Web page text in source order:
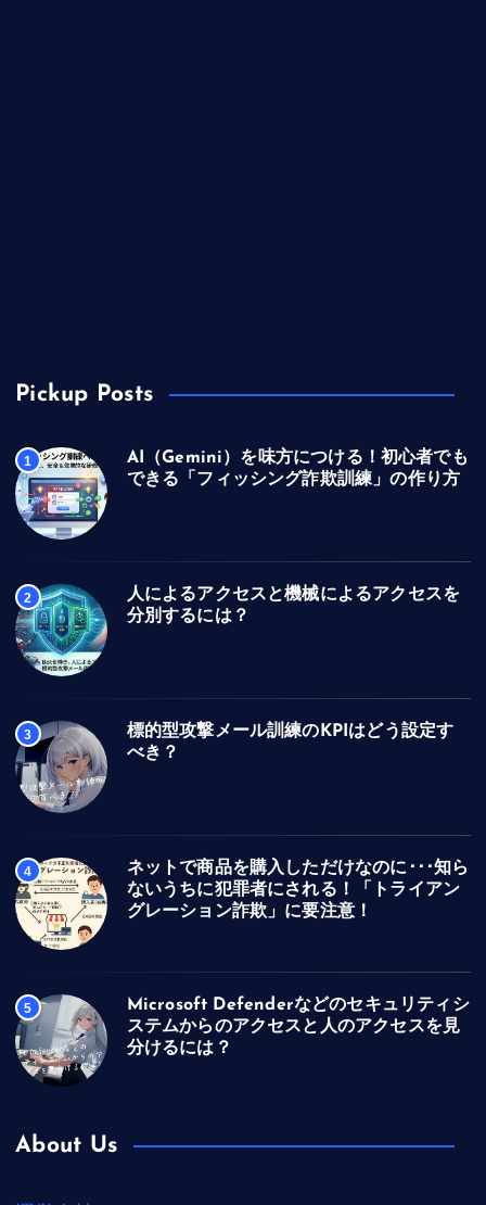
Pickup Posts
1
AI（Gemini）を味方につける！初心者でも
できる「フィッシング詐欺訓練」の作り方
2
人によるアクセスと機械によるアクセスを
分別するには？
3
標的型攻撃メール訓練のKPIはどう設定す
べき？
4
ネットで商品を購入しただけなのに･･･知ら
ないうちに犯罪者にされる！「トライアン
グレーション詐欺」に要注意！
5
Microsoft Defenderなどのセキュリティシ
ステムからのアクセスと人のアクセスを見
分けるには？
About Us